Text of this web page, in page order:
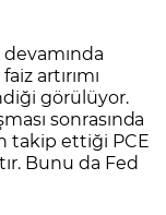
artırımı
görülüyor.
sonrasında
takip ettiği PCE
Bunu da Fed